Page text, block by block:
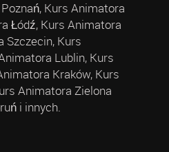
Kurs Animatora
Łódź, Kurs Animatora
Szczecin, Kurs
Lublin, Kurs
Kraków, Kurs
Animatora Zielona
i innych.